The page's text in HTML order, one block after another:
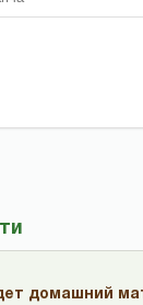
домашний